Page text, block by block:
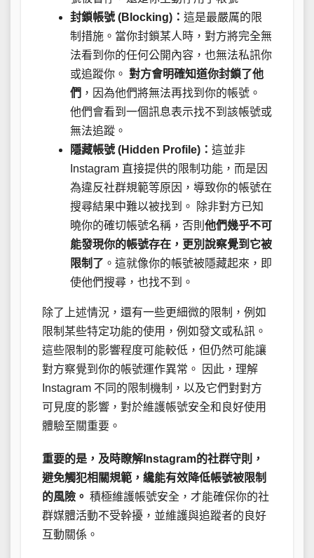
封鎖帳號 (Blocking)： 這是最嚴厲的限
制措施。當你封鎖某人時，對方將完全無
法看到你的任何公開內容，也無法私訊你
或追蹤你。 對方會明確知道你封鎖了他
們 ，因為他們將無法再找到你的帳號。
他們會看到一個訊息表示找不到該帳號或
無法追蹤。
隱藏帳號 (Hidden Profile)： 這並非
Instagram 直接提供的限制功能，而是因
為違反社群規範等原因，導致你的帳號在
搜尋結果中難以被找到。 除非對方已知
曉你的確切帳號名稱，否則 他們幾乎不可
能發現你的帳號存在，更別說察覺到它被
限制了 。這就像你的帳號被隱藏起來，即
使他們搜尋，也找不到。
除了上述情況，還有一些更細微的限制，例如
限制某些特定功能的使用，例如發文或私訊。
這些限制的影響程度可能較低，但仍然可能讓
對方察覺到你的帳號運作異常。 因此，理解
Instagram 不同的限制機制，以及它們對對方
可見度的影響，對於維護帳號安全和良好使用
體驗至關重要。
重要的是，及時瞭解Instagram的社群守則，
避免觸犯相關規範，纔能有效降低帳號被限制
的風險。 積極維護帳號安全，才能確保你的社
群媒體活動不受幹擾，並維護與追蹤者的良好
互動關係。